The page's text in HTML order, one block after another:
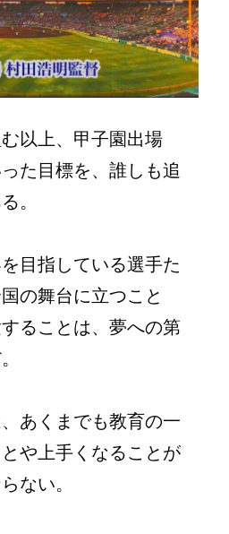
以上、甲子園出場
た目標を、誰しも追
。
目指している選手た
の舞台に立つこと
ることは、夢への第
あくまでも教育の一
や上手くなることが
ない。